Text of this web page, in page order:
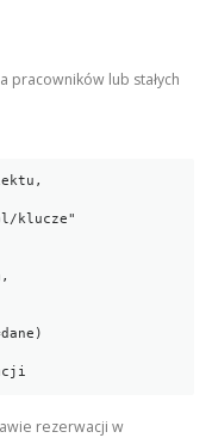
pracowników lub stałych
klucze"
rezerwacji w